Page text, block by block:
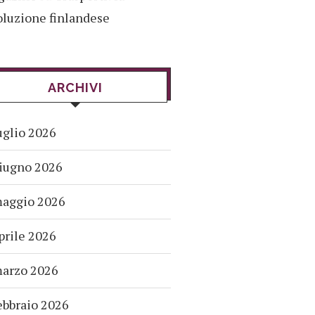
finlandese
ARCHIVI
2026
2026
2026
2026
2026
2026